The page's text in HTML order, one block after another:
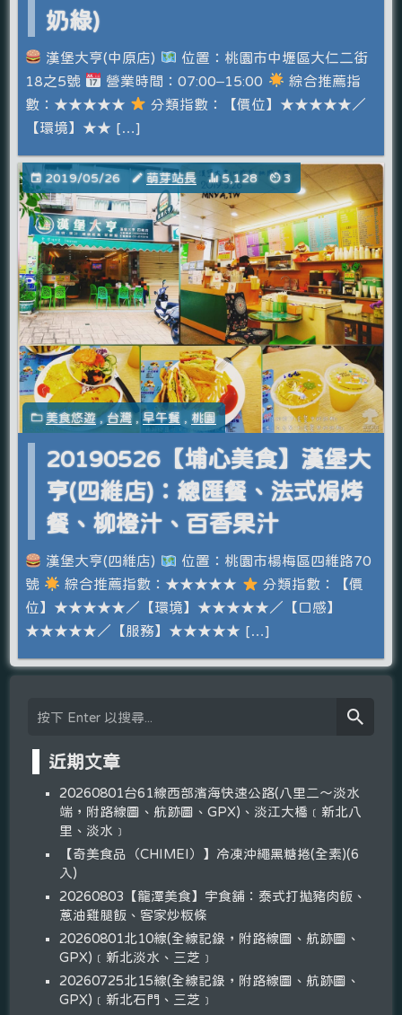
奶綠)
漢堡大亨(中原店)
位置：桃園市中壢區大仁二街
18之5號
營業時間：07:00–15:00
綜合推薦指
數：★★★★★
分類指數：【價位】★★★★★／
【環境】★★ […]
2019/05/26 萌芽站長 5,128 3
美食悠遊,台灣 ,早午餐 , 桃園
20190526【埔心美食】漢堡大
亨(四維店)：總匯餐、法式焗烤
餐、柳橙汁、百香果汁
漢堡大亨(四維店)
位置：桃園市楊梅區四維路70
號
綜合推薦指數：★★★★★
分類指數：【價
位】★★★★★／【環境】★★★★★／【口感】
★★★★★／【服務】★★★★★ […]
近期文章
20260801台61線西部濱海快速公路(八里二～淡水
端，附路線圖、航跡圖、GPX)、淡江大橋﹝新北八
里、淡水﹞
【奇美食品（CHIMEI）】冷凍沖繩黑糖捲(全素)(6
入)
20260803【龍潭美食】宇食舖：泰式打拋豬肉飯、
蔥油雞腿飯、客家炒粄條
20260801北10線(全線記錄，附路線圖、航跡圖、
GPX)﹝新北淡水、三芝﹞
20260725北15線(全線記錄，附路線圖、航跡圖、
GPX)﹝新北石門、三芝﹞